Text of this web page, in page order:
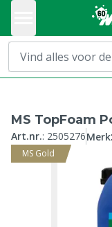
MS TopFoam
Art.nr.: 2505276Merk:
MS Gold